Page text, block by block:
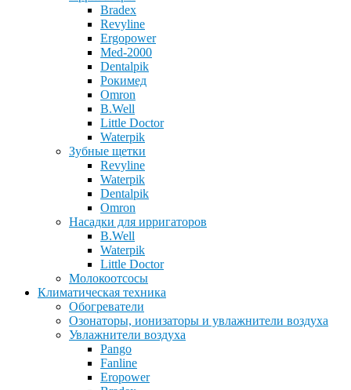
Bradex
Revyline
Ergopower
Med-2000
Dentalpik
Рокимед
Omron
B.Well
Little Doctor
Waterpik
Зубные щетки
Revyline
Waterpik
Dentalpik
Omron
Насадки для ирригаторов
B.Well
Waterpik
Little Doctor
Молокоотсосы
Климатическая техника
Обогреватели
Озонаторы, ионизаторы и увлажнители воздуха
Увлажнители воздуха
Pango
Fanline
Eropower